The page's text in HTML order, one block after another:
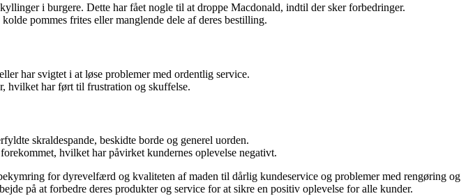
i burgere. Dette har fået nogle til at droppe Macdonald, indtil der sker forbedringer.
pommes frites eller manglende dele af deres bestilling.
har svigtet i at løse problemer med ordentlig service.
hvilket har ført til frustration og skuffelse.
skraldespande, beskidte borde og generel uorden.
hvilket har påvirket kundernes oplevelse negativt.
for dyrevelfærd og kvaliteten af maden til dårlig kundeservice og problemer med rengøring og
på at forbedre deres produkter og service for at sikre en positiv oplevelse for alle kunder.